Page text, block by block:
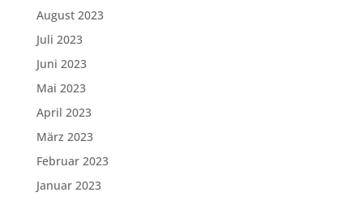
August 2023
Juli 2023
Juni 2023
Mai 2023
April 2023
März 2023
Februar 2023
Januar 2023